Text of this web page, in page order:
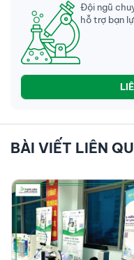
Đội ngũ
hỗ trợ bạn
BÀI VIẾT LIÊN